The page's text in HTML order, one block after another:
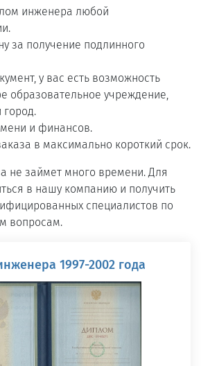
инженера любой
за получение подлинного
у вас есть возможность
образовательное учреждение,
город.
и финансов.
в максимально короткий срок.
не займет много времени. Для
в нашу компанию и получить
специалистов по
вопросам.
1997-2002 года